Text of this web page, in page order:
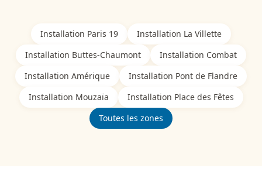
Installation Paris 19 Installation La Villette
Installation Buttes-Chaumont Installation Combat
Installation Amérique Installation Pont de Flandre
Installation Mouzaïa Installation Place des Fêtes
Toutes les zones